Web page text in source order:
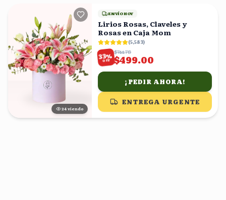
24 viendo
ENVÍO HOY
Lirios Rosas, Claveles y
Rosas en Caja Mom
(5,583)
33%
OFF
$744.78
$499.00
¡PEDIR AHORA!
ENTREGA URGENTE